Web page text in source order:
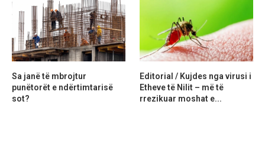
Sa janë të mbrojtur
punëtorët e ndërtimtarisë
sot?
Editorial / Kujdes nga virusi i
Etheve të Nilit – më të
rrezikuar moshat e...